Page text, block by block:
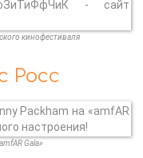
кинофестиваля
Росс
Gala»